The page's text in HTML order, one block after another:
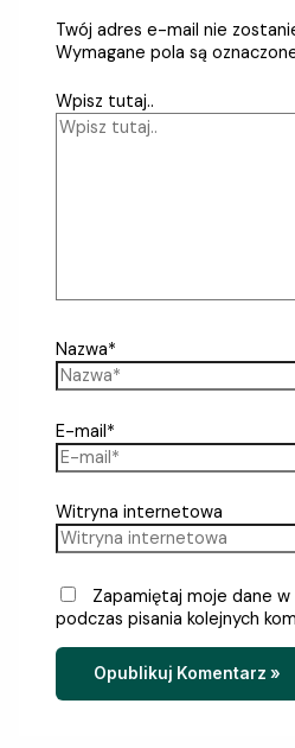
Twój adres e-mail nie
Wymagane pola są
Wpisz tutaj..
Nazwa*
E-mail*
Witryna internetowa
Zapamiętaj moje dane
podczas pisania kolejnych